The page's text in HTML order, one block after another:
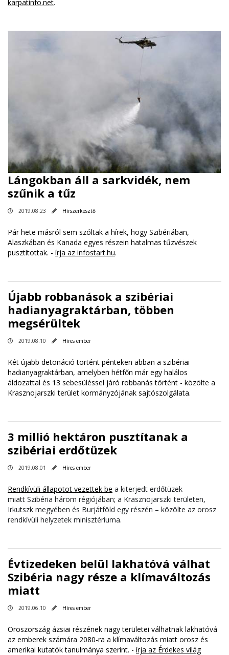
karpatinfo.net.
Lángokban áll a sarkvidék, nem
szűnik a tűz
2019.08.23 Hírszerkesztő
Pár hete másról sem szóltak a hírek, hogy Szibériában,
Alaszkában és Kanada egyes részein hatalmas tűzvészek
pusztítottak. - írja az infostart.hu.
Újabb robbanások a szibériai
hadianyagraktárban, többen
megsérültek
2019.08.10 Híres ember
Két újabb detonáció történt pénteken abban a szibériai
hadianyagraktárban, amelyben hétfőn már egy halálos
áldozattal és 13 sebesüléssel járó robbanás történt - közölte a
Krasznojarszki terület kormányzójának sajtószolgálata.
3 millió hektáron pusztítanak a
szibériai erdőtüzek
2019.08.01 Híres ember
Rendkívüli állapotot vezettek be a kiterjedt erdőtüzek
miatt Szibéria három régiójában; a Krasznojarszki területen,
Irkutszk megyében és Burjátföld egy részén – közölte az orosz
rendkívüli helyzetek minisztériuma.
Évtizedeken belül lakhatóvá válhat
Szibéria nagy része a klímaváltozás
miatt
2019.06.10 Híres ember
Oroszország ázsiai részének nagy területei válhatnak lakhatóvá
az emberek számára 2080-ra a klímaváltozás miatt orosz és
amerikai kutatók tanulmánya szerint. - írja az Érdekes világ